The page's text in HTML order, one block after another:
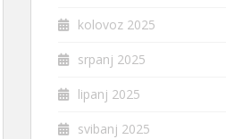
kolovoz 2025
srpanj 2025
lipanj 2025
svibanj 2025